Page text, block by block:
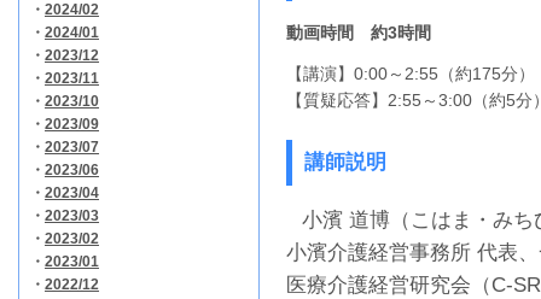
・ 2024/02
・ 2024/01
・ 2023/12
・ 2023/11
・ 2023/10
・ 2023/09
・ 2023/07
・ 2023/06
・ 2023/04
・ 2023/03
・ 2023/02
・ 2023/01
・ 2022/12
動画時間 約3時間
【講演】0:00～2:55（約175分）
【質疑応答】2:55～3:00（約5分
講師説明
小濱 道博（こはま・みち
小濱介護経営事務所 代表
医療介護経営研究会（C-